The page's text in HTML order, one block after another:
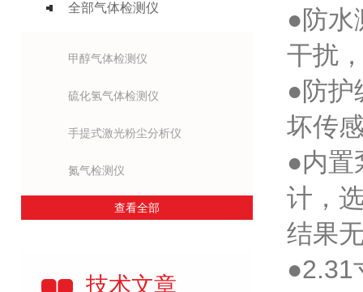
全部气体检测仪
甲醇气体检测仪
硫化氢气体检测仪
手提式激光粉尘分析仪
氮气检测仪
查看全部
技术文章
●防水
干扰
●防护
坏传
●内置
计，
结果
●2.31